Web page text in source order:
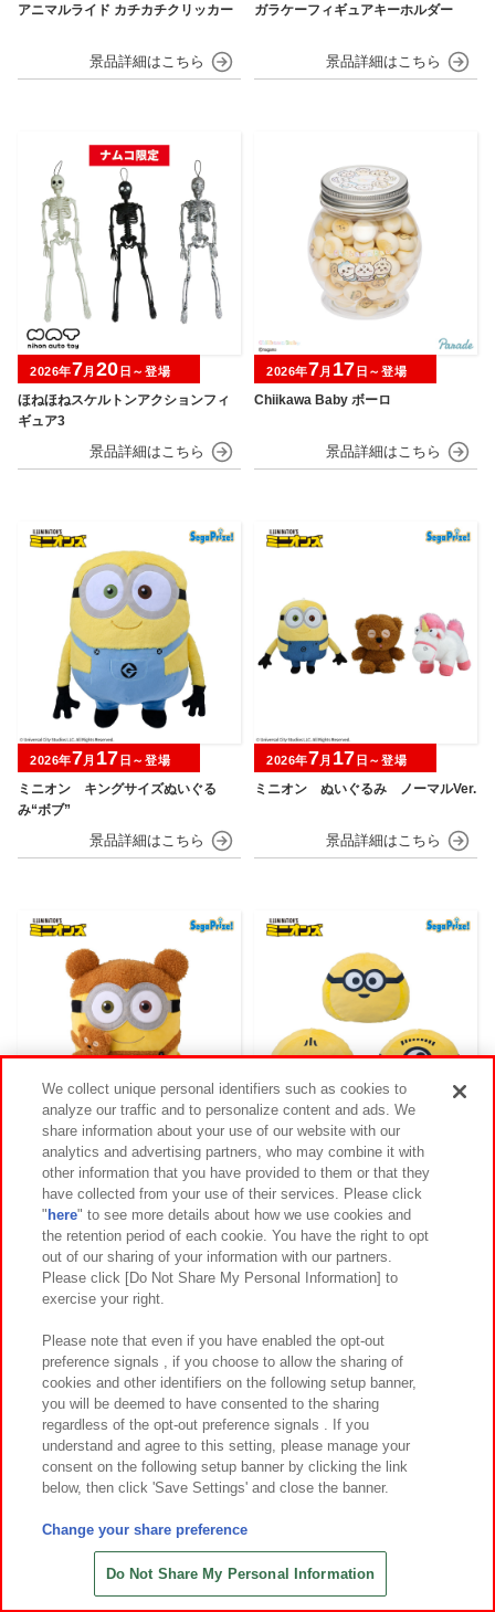
アニマルライド カチカチクリッカー ガラケーフィギュアキーホルダー
ほねほねスケルトンアクションフィ
ギュア3
2026年7月 20 日～登場
Chiikawa Baby ボーロ
2026年7月 17 日～登場
ミニオン キングサイズぬいぐる
み“ボブ”
2026年7月 17 日～登場
ミニオン ぬいぐるみ ノーマルVer.
2026年7月 17 日～登場
ミニオン スーパーラージぬいぐる
み ボブ&ティム
2026年7月17日～登場
ミニオン プレミアムモチーフクッ
ション いろいろ顔
2026年7月17日～登場
ミニオンズ＆モンスターズ Lぬいぐ
2026年7月 17日～登場
ミニオンズ＆モンスターズ プレミ
We collect unique personal identifiers such as cookies to
analyze our traffic and to personalize content and ads. We
share information about your use of our website with our
analytics and advertising partners, who may combine it with
other information that you have provided to them or that they
have collected from your use of their services. Please click
" here" to see more details about how we use cookies and
the retention period of each cookie. You have the right to opt
out of our sharing of your information with our partners.
Please click [Do Not Share My Personal Information] to
exercise your right.
Please note that even if you have enabled the opt-out
preference signals , if you choose to allow the sharing of
cookies and other identifiers on the following setup banner,
you will be deemed to have consented to the sharing
regardless of the opt-out preference signals . If you
understand and agree to this setting, please manage your
consent on the following setup banner by clicking the link
below, then click 'Save Settings' and close the banner.
Change your share preference
Do Not Share My Personal Information